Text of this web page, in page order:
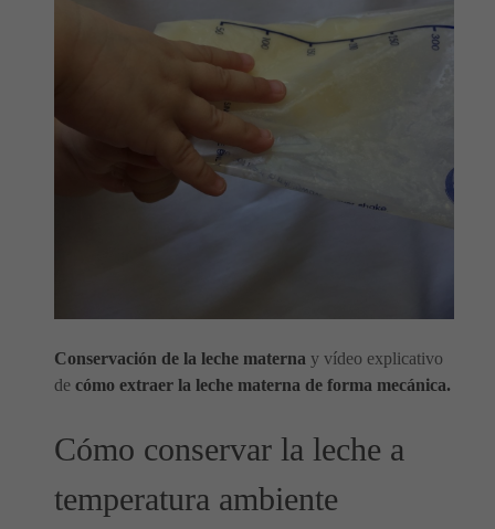
Conservación de la leche materna y vídeo explicativo
de cómo extraer la leche materna de forma mecánica.
Cómo conservar la leche a
temperatura ambiente